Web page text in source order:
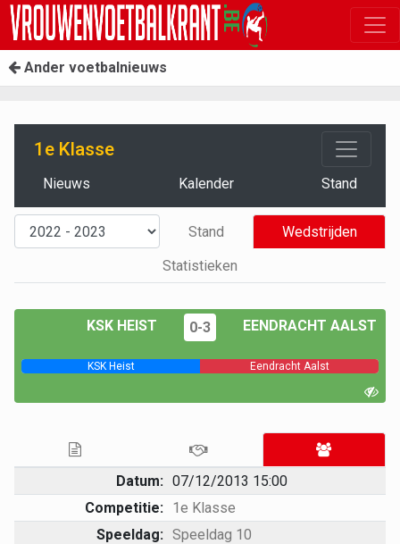
Ander voetbalnieuws
1e Klasse
Nieuws Kalender Stand
Stand
Wedstrijden
Statistieken
KSK HEIST 0-3 EENDRACHT AALST
KSK Heist Eendracht Aalst
Datum: 07/12/2013 15:00
Competitie: 1e Klasse
Speeldag: Speeldag 10